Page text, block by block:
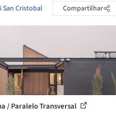
San Cristobal Compartilhar
/ Paralelo Transversal